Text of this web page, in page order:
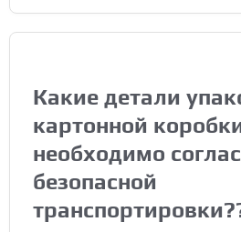
Какие детали
картонной
необходимо
безопасной